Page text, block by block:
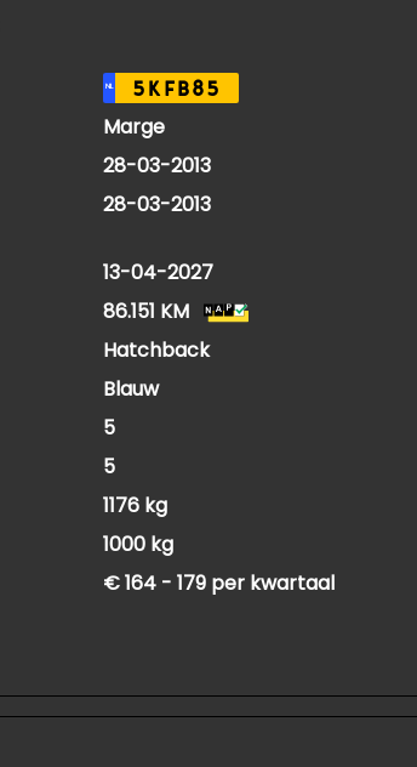
NL 5KFB85
Marge
28-03-2013
28-03-2013
13-04-2027
86.151 KM
Hatchback
Blauw
5
5
1176 kg
1000 kg
€ 164 - 179 per kwartaal